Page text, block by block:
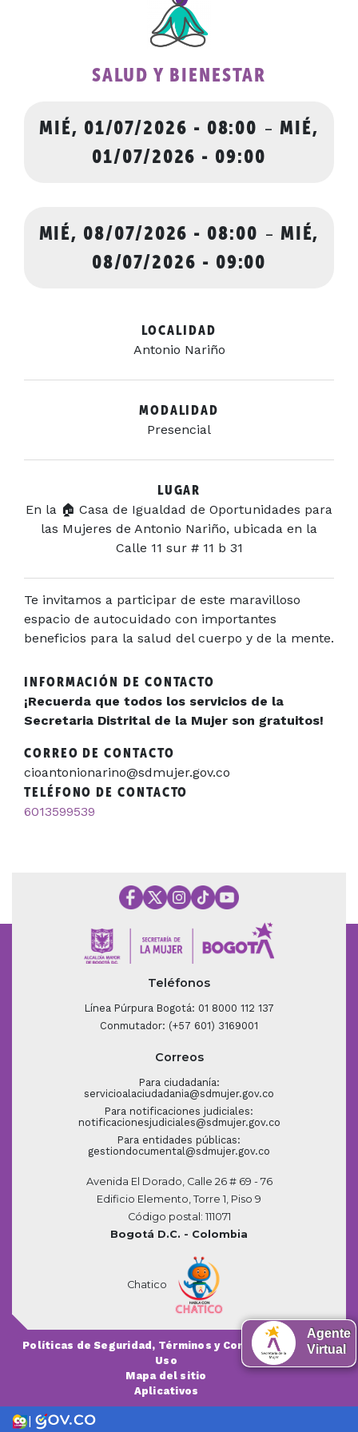
SALUD Y BIENESTAR
MIÉ, 01/07/2026 - 08:00 -MIÉ,
01/07/2026 - 09:00
MIÉ, 08/07/2026 - 08:00 - MIÉ,
08/07/2026 - 09:00
LOCALIDAD
Antonio Nariño
MODALIDAD
Presencial
LUGAR
En la 🏠 Casa de Igualdad de Oportunidades para
las Mujeres de Antonio Nariño, ubicada en la
Calle 11 sur # 11 b 31
Te invitamos a participar de este maravilloso
espacio de autocuidado con importantes
beneficios para la salud del cuerpo y de la mente.
INFORMACIÓN DE CONTACTO
¡Recuerda que todos los servicios de la
Secretaria Distrital de la Mujer son gratuitos!
CORREO DE CONTACTO
cioantonionarino@sdmujer.gov.co
TELÉFONO DE CONTACTO
6013599539
Teléfonos
Línea Púrpura Bogotá: 01 8000 112 137
Conmutador: (+57 601) 3169001
Correos
Para ciudadanía:
servicioalaciudadania@sdmujer.gov.co
Para notificaciones judiciales:
notificacionesjudiciales@sdmujer.gov.co
Para entidades públicas:
gestiondocumental@sdmujer.gov.co
Avenida El Dorado, Calle 26 # 69 - 76
Edificio Elemento, Torre 1, Piso 9
Código postal: 111071
Bogotá D.C. - Colombia
Chatico
Políticas de Seguridad, Términos y Condiciones de
Uso
Mapa del sitio
Aplicativos
|
Agente
Virtual